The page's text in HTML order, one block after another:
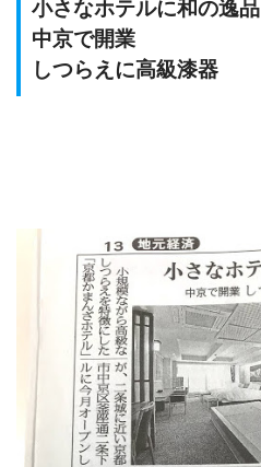
小さなホテルに和の逸品
中京で開業
しつらえに高級漆器